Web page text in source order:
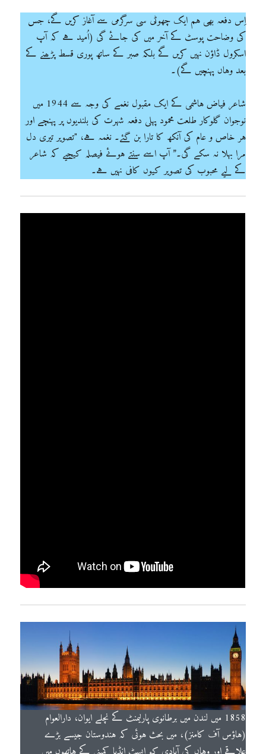
اِس دفعہ بھی ہم ایک چھوٹی سی سرگرمی سے آغاز کریں گے، جس
کی وضاحت پوسٹ کے آخر میں کی جائے گی (اُمید ہے کہ آپ
اسکرول ڈاؤن نہیں کریں گے بلکہ صبر کے ساتھ پوری قسط پڑھنے کے
بعد وہاں پہنچیں گے)۔
شاعر فیاض ہاشمی کے ایک مقبول نغمے کی وجہ سے 1944 میں
نوجوان گلوکار طلعت محمود پہلی دفعہ شہرت کی بلندیوں پر پہنچے اور
ہر خاص و عام کی آنکھ کا تارا بن گئے۔ نغمہ ہے، "تصویر تیری دل
مرا بہلا نہ سکے گی۔” آپ اسے سنتے ہوئے فیصلہ کیجیے کہ شاعر
کے لیے محبوب کی تصویر کیوں کافی نہیں ہے۔
1858 میں لندن میں برطانوی پارلیمنٹ کے نچلے ایوان، دارالعوام
(ہاؤس آف کامنز)، میں بحث ہوئی کہ ہندوستان جیسے بڑے